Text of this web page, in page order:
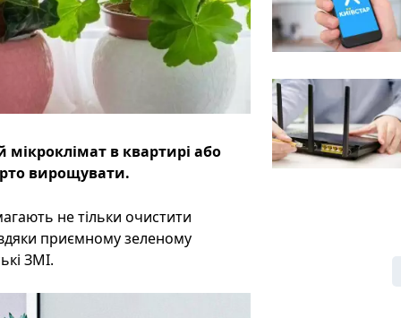
мікроклімат в квартирі або
вирощувати.
не тільки очистити
приємному зеленому
ЗМІ.